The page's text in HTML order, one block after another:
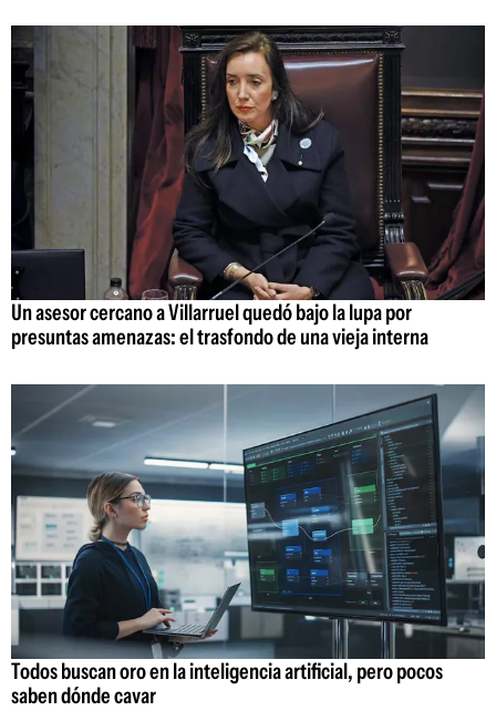
Un asesor cercano a Villarruel quedó bajo la lupa por
presuntas amenazas: el trasfondo de una vieja interna
Todos buscan oro en la inteligencia artificial, pero pocos
saben dónde cavar